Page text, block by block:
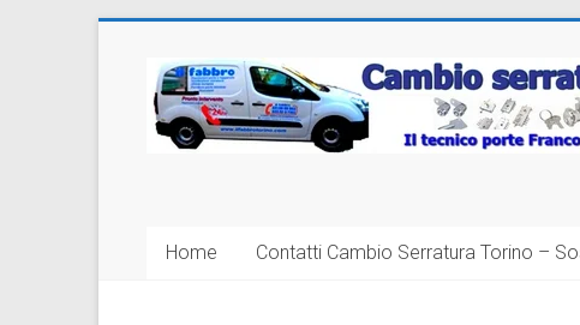
contenutoCambio
Serratura
Home Contatti Cambio Serratura Torino –